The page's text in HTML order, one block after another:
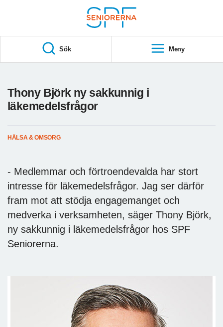
S
A
Sök Meny
Thony Björk ny sakkunnig i
läkemedelsfrågor
HÄLSA & OMSORG
- Medlemmar och förtroendevalda har stort
intresse för läkemedelsfrågor. Jag ser därför
fram mot att stödja engagemanget och
medverka i verksamheten, säger Thony Björk,
ny sakkunnig i läkemedelsfrågor hos SPF
Seniorerna.